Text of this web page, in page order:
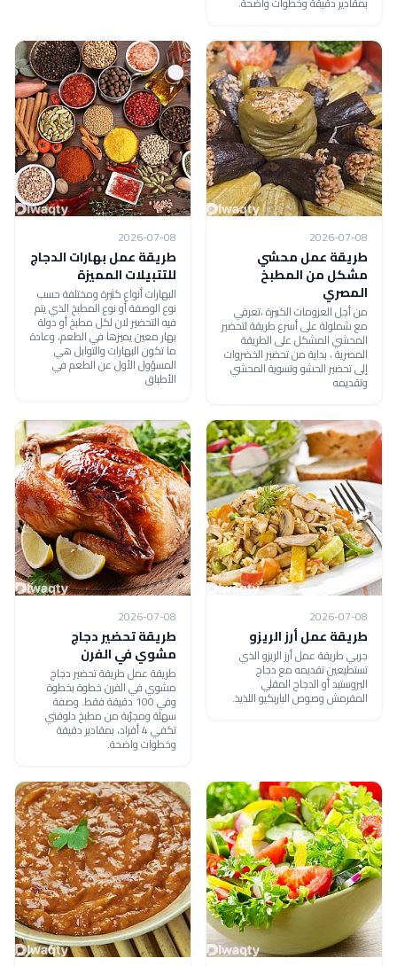
2026-07-08
طريقة عمل محشي
مشكل من المطبخ
المصري
من أجل العزومات الكبيرة ،تعرفي
مع شملولة على أسرع طريقة لتحضير
المحشي المشكل على الطريقة
المصرية ، بداية من تحضير الخضروات
إلى تحضير الحشو وتسوية المحشي
وتقديمه
2026-07-08
طريقة عمل بهارات الدجاج
للتتبيلات المميزة
البهارات أنواع كثيرة ومختلفة حسب
نوع الوصفة أو نوع المطبخ الذي يتم
فيه التحضير لان لكل مطبخ أو دولة
بهار معين يميزها في الطعم، وعادة
ما تكون البهارات والتوابل هي
المسؤول الأول عن الطعم في
الأطباق
2026-07-08
طريقة عمل أرز الريزو
جربي طريقة عمل أرز الريزو الذي
تستطيعين تقديمه مع دجاج
البروستيد أو الدجاج المقلي
المقرمش وصوص الباربكيو اللذيذ.
2026-07-08
طريقة تحضير دجاج
مشوي في الفرن
طريقة عمل طريقة تحضير دجاج
مشوي في الفرن خطوة بخطوة
وفي 100 دقيقة فقط. وصفة
سهلة ومجرّبة من مطبخ دلوقتي
تكفي 4 أفراد، بمقادير دقيقة
وخطوات واضحة.